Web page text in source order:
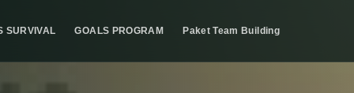
SURVIVAL GOALS PROGRAM Paket Team Building